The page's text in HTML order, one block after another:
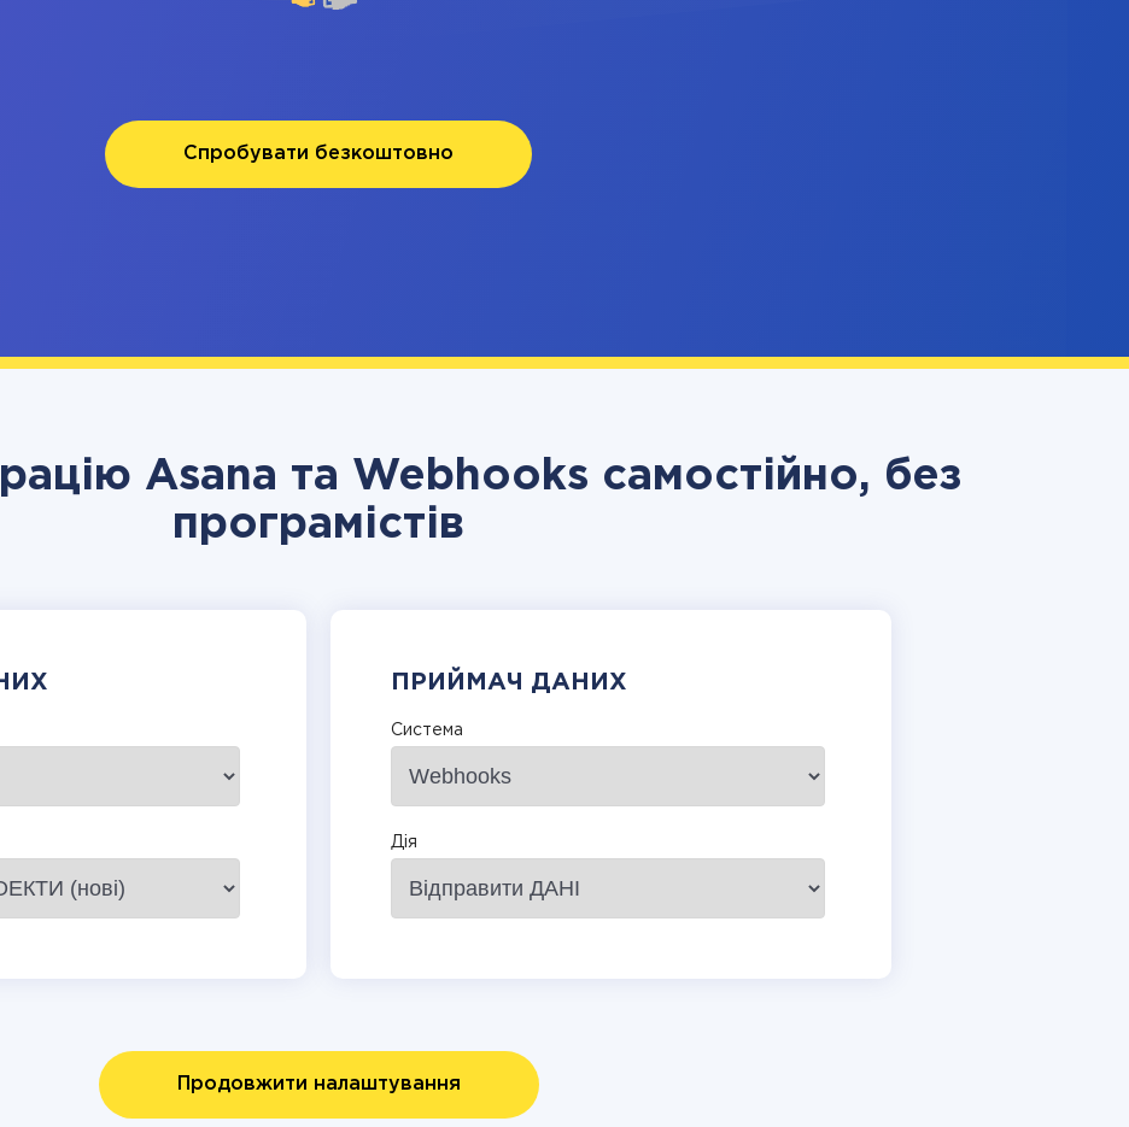
Спробувати безкоштовно
Asana та Webhooks самостійно, без
програмістів
ПРИЙМАЧ ДАНИХ
Система
Дія
Продовжити налаштування